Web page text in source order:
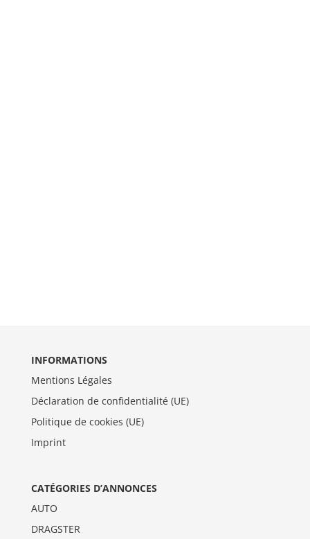
INFORMATIONS
Mentions Légales
Déclaration de confidentialité (UE)
Politique de cookies (UE)
Imprint
CATÉGORIES D’ANNONCES
AUTO
DRAGSTER